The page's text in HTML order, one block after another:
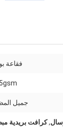
فقاعة
جميل
,كرافت بريدية